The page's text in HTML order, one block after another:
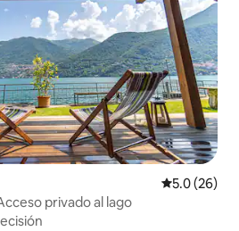
Calificación
5.0 (26)
privado al lago